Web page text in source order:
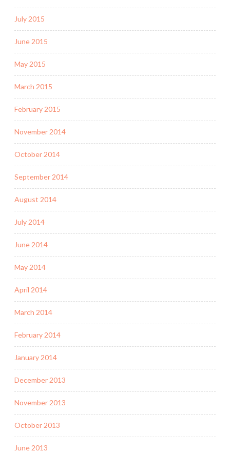
July 2015
June 2015
May 2015
March 2015
February 2015
November 2014
October 2014
September 2014
August 2014
July 2014
June 2014
May 2014
April 2014
March 2014
February 2014
January 2014
December 2013
November 2013
October 2013
June 2013